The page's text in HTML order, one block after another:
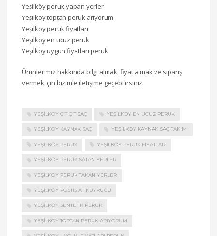
Yeşilköy peruk yapan yerler
Yeşilköy toptan peruk arıyorum
Yeşilköy peruk fiyatları
Yeşilköy en ucuz peruk
Yeşilköy uygun fiyatları peruk
Ürünlerimiz hakkında bilgi almak, fiyat almak ve sipariş
vermek için bizimle iletişime geçebilirsiniz.
YEŞILKÖY ÇIT ÇIT SAÇ YEŞILKÖY EN UCUZ PERUK
YEŞILKÖY KAYNAK SAÇ YEŞILKÖY KAYNAK SAÇ TAKIMI
YEŞILKÖY PERUK YEŞILKÖY PERUK FIYATLARI
YEŞILKÖY PERUK SATAN YERLER
YEŞILKÖY PERUK TAKAN YERLER
YEŞILKÖY POSTIŞ AT KUYRUĞU
YEŞILKÖY SENTETIK PERUK
YEŞILKÖY TOPTAN PERUK ARIYORUM